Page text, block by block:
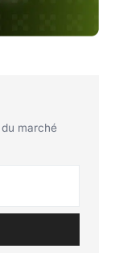
marché